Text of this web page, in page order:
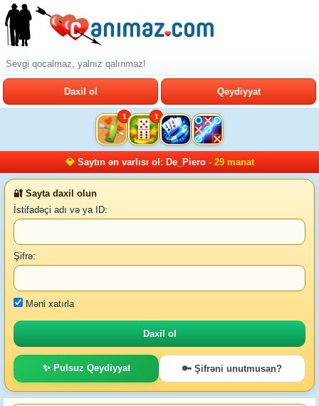
Sevgi qocalmaz, yalnız qalınmaz!
Daxil ol Qeydiyyat
1 1
💎 Saytın ən varlısı ol : De_Piero- 29 manat
🔐 Sayta daxil olun
İstifadəçi adı və ya ID:
Şifrə:
Məni xatırla
✨ Pulsuz Qeydiyyat 🔑 Şifrəni unutmusan?